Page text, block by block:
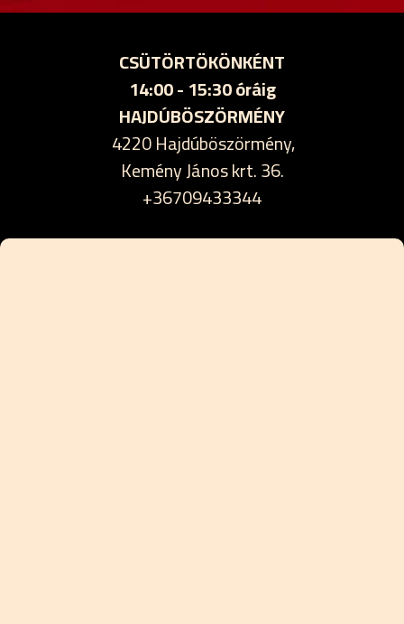
CSÜTÖRTÖKÖNKÉNT
14:00 - 15:30 óráig
HAJDÚBÖSZÖRMÉNY
4220 Hajdúböszörmény,
Kemény János krt. 36.
+36709433344